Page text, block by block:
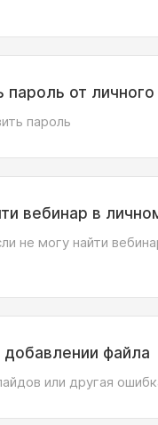
пароль от
пароль
вебинар в
не могу найти
файла
или другая